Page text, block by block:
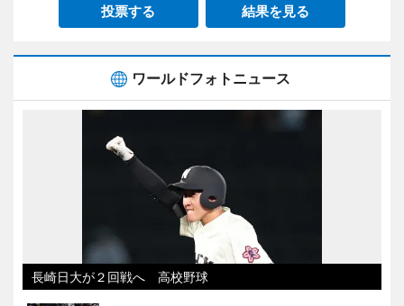
投票する 結果を見る
ワールドフォトニュース
長崎日大が２回戦へ 高校野球